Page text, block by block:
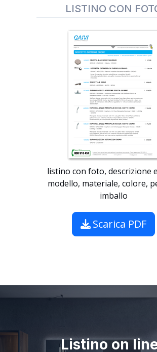
LISTINO CON
listino con foto, descrizione
modello, materiale, colore,
imballo
Scarica PDF
Listino on